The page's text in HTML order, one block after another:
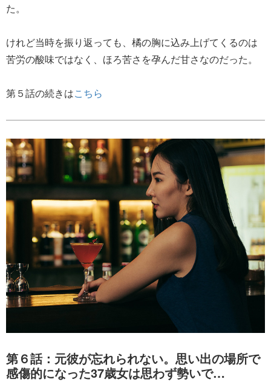
た。
けれど当時を振り返っても、橘の胸に込み上げてくるのは
苦労の酸味ではなく、ほろ苦さを孕んだ甘さなのだった。
第５話の続きはこちら
第６話：元彼が忘れられない。思い出の場所で
感傷的になった37歳女は思わず勢いで…